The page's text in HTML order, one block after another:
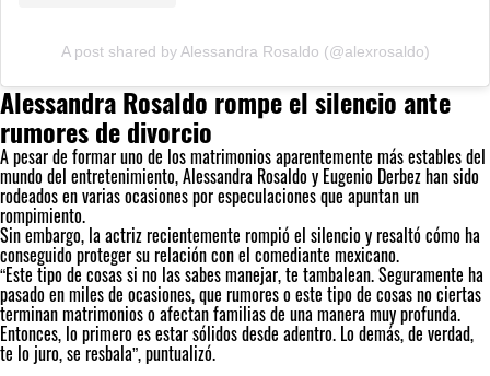
A post shared by Alessandra Rosaldo (@alexrosaldo)
Alessandra Rosaldo rompe el silencio ante
rumores de divorcio
A pesar de formar uno de los matrimonios aparentemente más estables del
mundo del entretenimiento, Alessandra Rosaldo y Eugenio Derbez han sido
rodeados en varias ocasiones por especulaciones que apuntan un
rompimiento.
Sin embargo, la actriz recientemente rompió el silencio y resaltó cómo ha
conseguido proteger su relación con el comediante mexicano.
“Este tipo de cosas si no las sabes manejar, te tambalean. Seguramente ha
pasado en miles de ocasiones, que rumores o este tipo de cosas no ciertas
terminan matrimonios o afectan familias de una manera muy profunda.
Entonces, lo primero es estar sólidos desde adentro. Lo demás, de verdad,
te lo juro, se resbala”, puntualizó.